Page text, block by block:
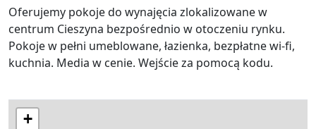
Oferujemy pokoje do wynajęcia zlokalizowane w
centrum Cieszyna bezpośrednio w otoczeniu rynku.
Pokoje w pełni umeblowane, łazienka, bezpłatne wi-fi,
kuchnia. Media w cenie. Wejście za pomocą kodu.
+